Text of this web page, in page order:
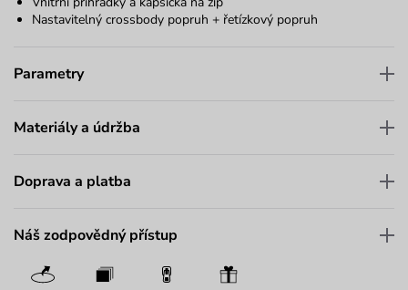
Nastavitelný crossbody popruh + řetízkový popruh
Parametry
Materiály a údržba
Doprava a platba
Náš zodpovědný přístup